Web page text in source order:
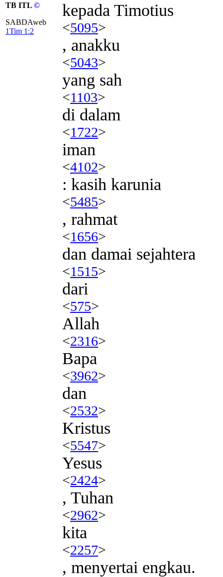
TB ITL ©
SABDAweb
1Tim 1:2
kepada Timotius
<5095>
, anakku
<5043>
yang sah
<1103>
di dalam
<1722>
iman
<4102>
: kasih karunia
<5485>
, rahmat
<1656>
dan damai sejahtera
<1515>
dari
<575>
Allah
<2316>
Bapa
<3962>
dan
<2532>
Kristus
<5547>
Yesus
<2424>
, Tuhan
<2962>
kita
<2257>
, menyertai engkau.